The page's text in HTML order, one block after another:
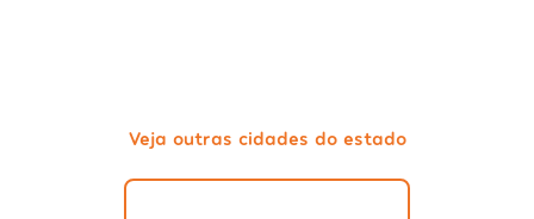
Veja outras cidades do estado